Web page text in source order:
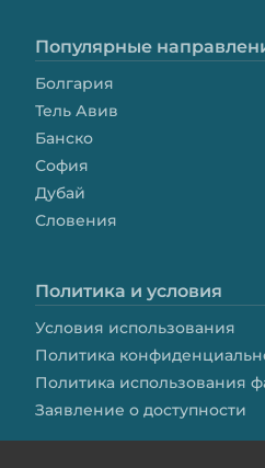
Популярные
Болгария
Тель Авив
Банско
София
Дубай
Словения
Политика и условия
Условия использования
Политика
Политика использования
Заявление о доступности